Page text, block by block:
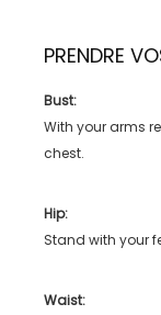
PRENDRE
Bust:
With your arms
chest.
Hip:
Stand with your
Waist: